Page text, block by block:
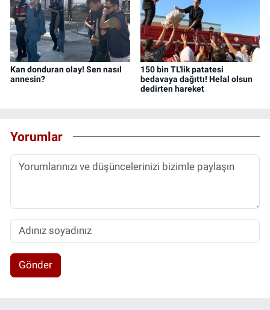
Kan donduran olay! Sen nasıl
annesin?
150 bin TL'lik patatesi
bedavaya dağıttı! Helal olsun
dedirten hareket
Yorumlar
Gönder